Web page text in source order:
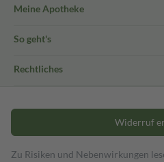
Meine Apotheke
So geht's
Rechtliches
Widerruf
Zu Risiken und Nebenwirkungen